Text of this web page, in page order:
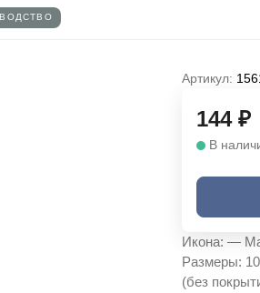
Артикул:
144 ₽
В
Икона: —
Размеры:
(без